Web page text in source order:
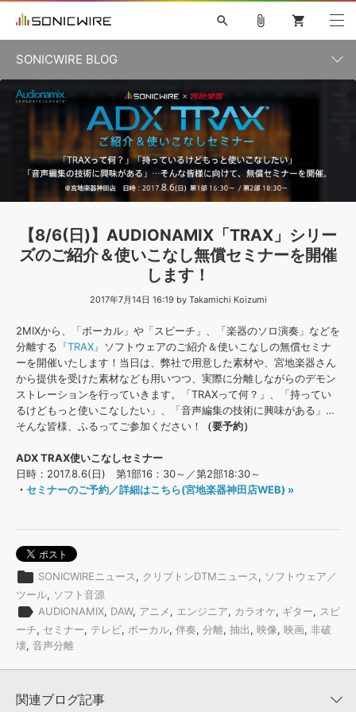
ソフト音源 »
プラグイン・エフェクト »
ソフトウェア／ツール »
効果音 »
BGM »
キャンペーン »
特集 »
製品サポート情報 »
FAQ »
お問い合わせ »
楽曲配信流通サービス
無償のサウンド管理ソフト
次世代型
APS 映像のBGM・
search
初音ミク V4X 鏡音リン・レン V4X
巡音ルカ V4X
ボーカル抜き出し
MEIKO V3 KAITO V3
MASSIVE
SYLENTH1
VOCALOID VIENNA
ライセンスフリーBGM
TOONTRACK
サンプルパックを試そう
MUTANT
シネマティック音源特集
EZdrummer2
KOTO NATION
ソフト音源 プラグイン・エフェクト サンプルパック
ソフトウェア／ツール DAW
attach_file shopping_cart
SONICWIRE BLOG
カテゴリ一覧
記事一覧
【8/6(日)】AUDIONAMIX「TRAX」シリー
ズのご紹介＆使いこなし無償セミナーを開催
します！
2017年7月14日 16:19 by Takamichi Koizumi
2MIXから、「ボーカル」や「スピーチ」、「楽器のソロ演奏」などを
分離する 『TRAX』
ソフトウェアのご紹介＆使いこなしの無償セミナ
ーを開催いたします！当日は、弊社で用意した素材や、宮地楽器さん
から提供を受けた素材なども用いつつ、実際に分離しながらのデモン
ストレーションを行っていきます。「TRAXって何？」、「持ってい
るけどもっと使いこなしたい」、「音声編集の技術に興味がある」…
そんな皆様、ふるってご参加ください！
（要予約）
ADX TRAX使いこなしセミナー
日時：2017.8.6(日) 第1部16：30～／第2部18:30～
・ セミナーのご予約／詳細はこちら(宮地楽器神田店WEB) »
folder SONICWIREニュース, クリプトンDTMニュース, ソフトウェア／
ツール, ソフト音源
label AUDIONAMIX, DAW, アニメ, エンジニア, カラオケ, ギター, スピ
ーチ, セミナー, テレビ, ボーカル, 伴奏, 分離, 抽出, 映像, 映画, 非破
壊, 音声分離
関連ブログ記事